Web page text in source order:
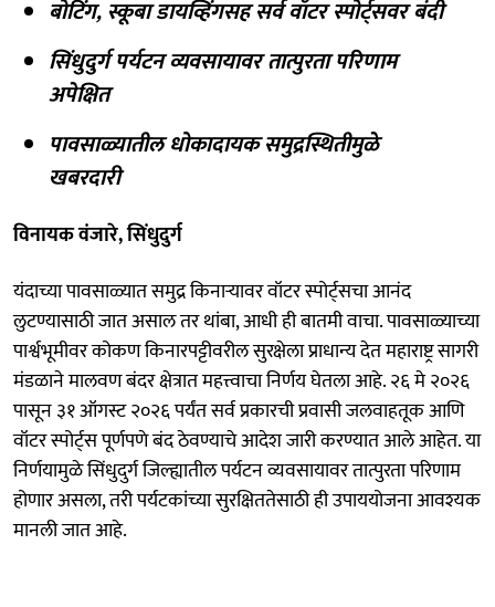
बोटिंग, स्कूबा डायव्हिंगसह सर्व वॉटर स्पोर्ट्सवर बंदी
सिंधुदुर्ग पर्यटन व्यवसायावर तात्पुरता परिणाम
अपेक्षित
पावसाळ्यातील धोकादायक समुद्रस्थितीमुळे
खबरदारी
विनायक वंजारे, सिंधुदुर्ग
यंदाच्या पावसाळ्यात समुद्र किनाऱ्यावर वॉटर स्पोर्ट्सचा आनंद
लुटण्यासाठी जात असाल तर थांबा, आधी ही बातमी वाचा. पावसाळ्याच्या
पार्श्वभूमीवर कोकण किनारपट्टीवरील सुरक्षेला प्राधान्य देत महाराष्ट्र सागरी
मंडळाने मालवण बंदर क्षेत्रात महत्त्वाचा निर्णय घेतला आहे. २६ मे २०२६
पासून ३१ ऑगस्ट २०२६ पर्यंत सर्व प्रकारची प्रवासी जलवाहतूक आणि
वॉटर स्पोर्ट्स पूर्णपणे बंद ठेवण्याचे आदेश जारी करण्यात आले आहेत. या
निर्णयामुळे सिंधुदुर्ग जिल्ह्यातील पर्यटन व्यवसायावर तात्पुरता परिणाम
होणार असला, तरी पर्यटकांच्या सुरक्षिततेसाठी ही उपाययोजना आवश्यक
मानली जात आहे.